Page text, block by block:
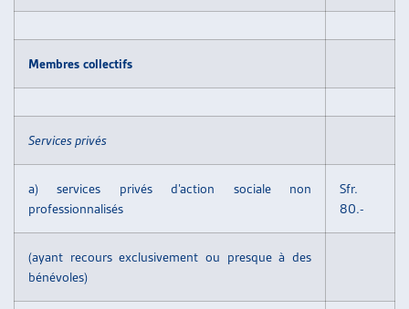
Membres collectifs
Services privés
a) services privés d’action sociale non
professionnalisés
Sfr.
80.-
(ayant recours exclusivement ou presque à des
bénévoles)